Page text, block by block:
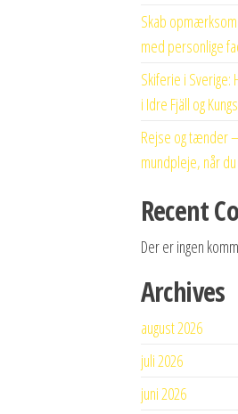
Skab
med personlige
Skiferie i Sverige:
i Idre Fjäll og
Rejse og tænder
mundpleje, når
Recent
Der er ingen
Archives
august 2026
juli 2026
juni 2026